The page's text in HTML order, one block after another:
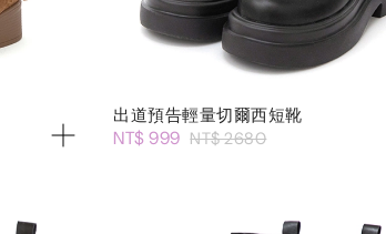
出道預告輕量切爾西短靴
NT$ 999 NT$ 2680